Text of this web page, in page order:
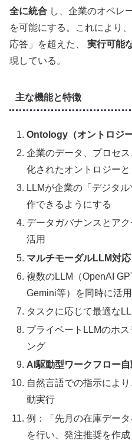
全に統合 し、企業のオペレ
を可能にする。これにより
応答」を超えた、 実行可能
現している。
主な機能と特徴
Ontology（オントロジ
企業のデータ、プロセ
化されたオントロジー
LLMが企業の「デジタ
作できるようにする
データガバナンスとア
活用
マルチモーダルLLM対応
複数のLLM（OpenAI
Gemini等）を同時に活用
タスクに応じて最適な
プライベートLLMのホ
ング
AI駆動型ワークフロー
自然言語での指示によ
動実行
例：「先月の在庫デー
を行い、発注推奨を作